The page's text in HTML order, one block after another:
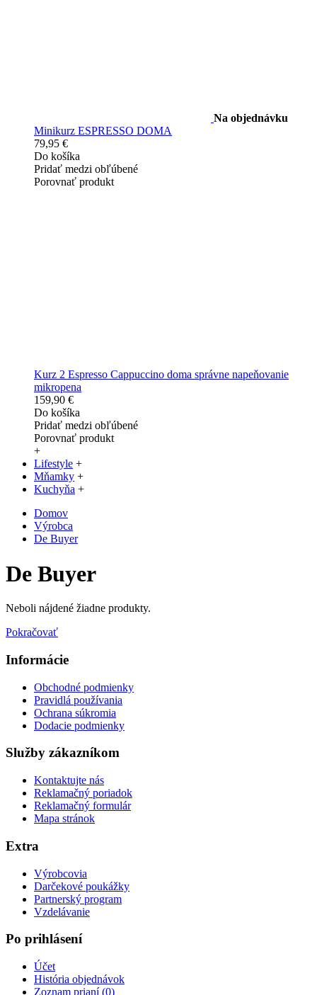
Na objednávku
Minikurz ESPRESSO DOMA
79,95 €
Do košíka
Pridať medzi obľúbené
Porovnať produkt
Kurz 2 Espresso Cappuccino doma správne napeňovanie
mikropena
159,90 €
Do košíka
Pridať medzi obľúbené
Porovnať produkt
+
Lifestyle +
Mňamky +
Kuchyňa +
Domov
Výrobca
De Buyer
De Buyer
Neboli nájdené žiadne produkty.
Pokračovať
Informácie
Obchodné podmienky
Pravidlá používania
Ochrana súkromia
Dodacie podmienky
Služby zákazníkom
Kontaktujte nás
Reklamačný poriadok
Reklamačný formulár
Mapa stránok
Extra
Výrobcovia
Darčekové poukážky
Partnerský program
Vzdelávanie
Po prihlásení
Účet
História objednávok
Zoznam prianí (0)